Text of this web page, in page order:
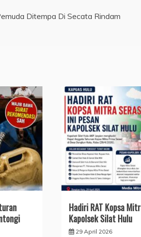
Ditempa Di Secata Rindam
Hadiri RAT Kopsa
Kapolsek Silat Hulu
29 April 2026